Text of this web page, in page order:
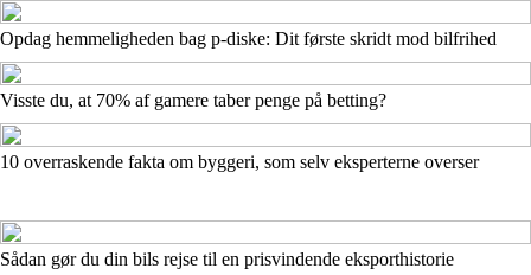
Opdag hemmeligheden bag p-diske: Dit første skridt mod bilfrihed
Visste du, at 70% af gamere taber penge på betting?
10 overraskende fakta om byggeri, som selv eksperterne overser
Sådan gør du din bils rejse til en prisvindende eksporthistorie